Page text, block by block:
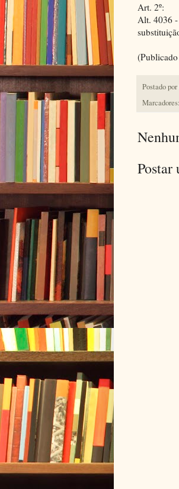
Art. 2º:
Alt. 4036
Postado por
Marcadores:
Postar